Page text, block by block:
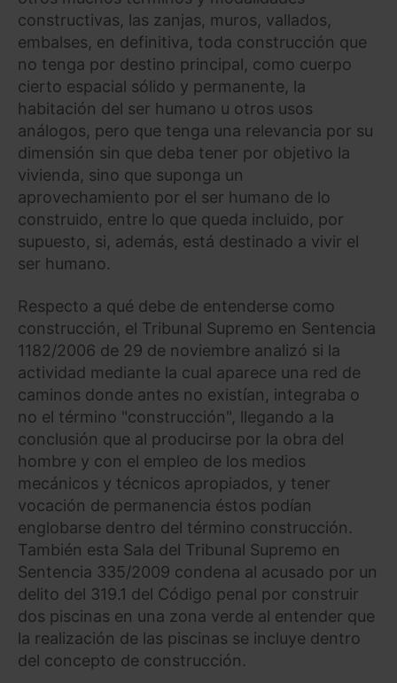
constructivas, las zanjas, muros, vallados,
embalses, en definitiva, toda construcción que
no tenga por destino principal, como cuerpo
cierto espacial sólido y permanente, la
habitación del ser humano u otros usos
análogos, pero que tenga una relevancia por su
dimensión sin que deba tener por objetivo la
vivienda, sino que suponga un
aprovechamiento por el ser humano de lo
construido, entre lo que queda incluido, por
supuesto, si, además, está destinado a vivir el
ser humano.
Respecto a qué debe de entenderse como
construcción, el Tribunal Supremo en Sentencia
1182/2006 de 29 de noviembre analizó si la
actividad mediante la cual aparece una red de
caminos donde antes no existían, integraba o
no el término "construcción", llegando a la
conclusión que al producirse por la obra del
hombre y con el empleo de los medios
mecánicos y técnicos apropiados, y tener
vocación de permanencia éstos podían
englobarse dentro del término construcción.
También esta Sala del Tribunal Supremo en
Sentencia 335/2009 condena al acusado por un
delito del 319.1 del Código penal por construir
dos piscinas en una zona verde al entender que
la realización de las piscinas se incluye dentro
del concepto de construcción.